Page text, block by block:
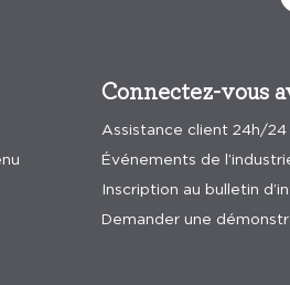
Connectez-vous
Assistance client 24h/
Événements de
Inscription au bulletin
Demander une